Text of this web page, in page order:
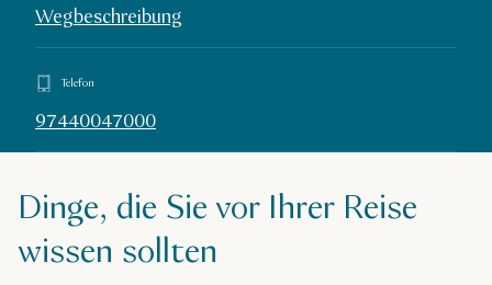
Wegbeschreibung
Telefon
97440047000
Dinge, die Sie vor Ihrer Reise
wissen sollten